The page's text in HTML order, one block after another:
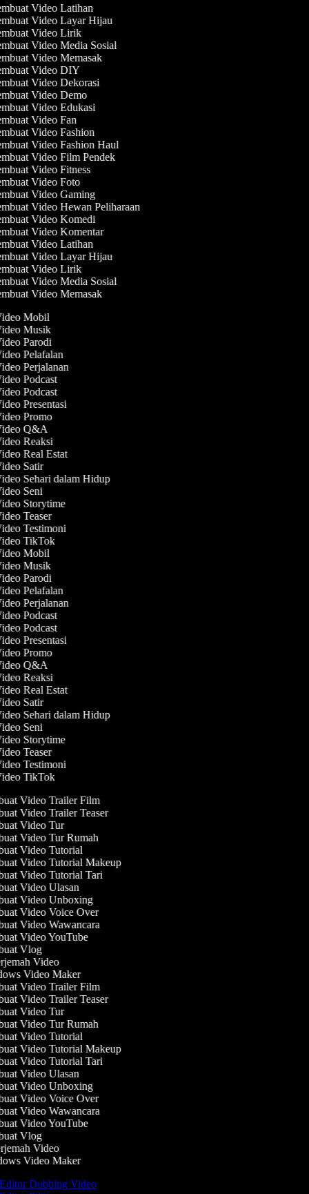
Video Latihan
Video Layar Hijau
Video Lirik
Video Media Sosial
Video Memasak
Video DIY
Video Dekorasi
Video Demo
Video Edukasi
Video Fan
Video Fashion
Video Fashion Haul
Video Film Pendek
Video Fitness
Video Foto
Video Gaming
Video Hewan Peliharaan
Video Komedi
Video Komentar
Video Latihan
Video Layar Hijau
Video Lirik
Video Media Sosial
Video Memasak
Mobil
Musik
Parodi
Pelafalan
Perjalanan
Podcast
Podcast
Presentasi
Promo
Q&A
Reaksi
Real Estat
Satir
Sehari dalam Hidup
Seni
Storytime
Teaser
Testimoni
TikTok
Mobil
Musik
Parodi
Pelafalan
Perjalanan
Podcast
Podcast
Presentasi
Promo
Q&A
Reaksi
Real Estat
Satir
Sehari dalam Hidup
Seni
Storytime
Teaser
Testimoni
TikTok
Video Trailer Film
Video Trailer Teaser
Video Tur
Video Tur Rumah
Video Tutorial
Video Tutorial Makeup
Video Tutorial Tari
Video Ulasan
Video Unboxing
Video Voice Over
Video Wawancara
Video YouTube
Vlog
Video
Video Maker
Video Trailer Film
Video Trailer Teaser
Video Tur
Video Tur Rumah
Video Tutorial
Video Tutorial Makeup
Video Tutorial Tari
Video Ulasan
Video Unboxing
Video Voice Over
Video Wawancara
Video YouTube
Vlog
Video
Video Maker
Dubbing Video